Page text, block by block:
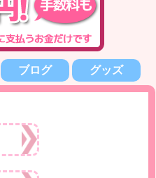
ブログ グッズ